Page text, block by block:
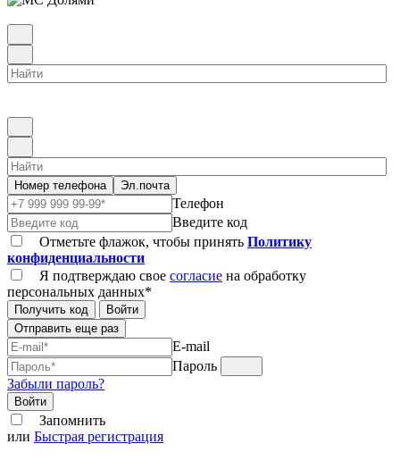
Номер телефона Эл.почта
Телефон
Введите код
Отметьте флажок, чтобы принять Политику
конфиденциальности
Я подтверждаю свое согласие на обработку
персональных данных*
Получить код
Войти
Отправить еще раз
E-mail
Пароль
Забыли пароль?
Войти
Запомнить
или Быстрая регистрация